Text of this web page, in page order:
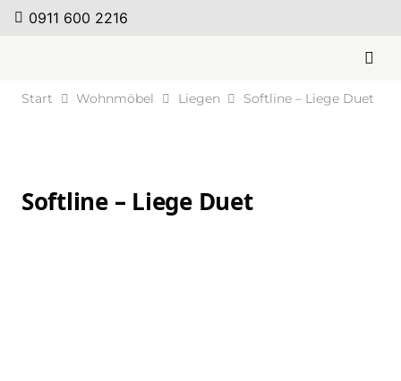
0911 600 2216
Start Wohnmöbel Liegen Softline – Liege Duet
Softline – Liege Duet